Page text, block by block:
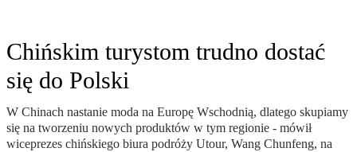
Chińskim turystom trudno dostać
się do Polski
W Chinach nastanie moda na Europę Wschodnią, dlatego skupiamy
się na tworzeniu nowych produktów w tym regionie - mówił
wiceprezes chińskiego biura podróży Utour, Wang Chunfeng, na